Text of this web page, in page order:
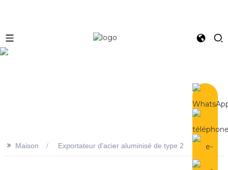
>> Maison Exportateur d'acier aluminisé de type 2